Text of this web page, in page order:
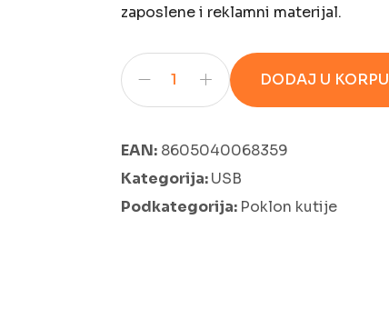
zaposlene i reklamni materijal.
DODAJ U KORPU
EAN: 8605040068359
Kategorija:USB
Podkategorija: Poklon kutije